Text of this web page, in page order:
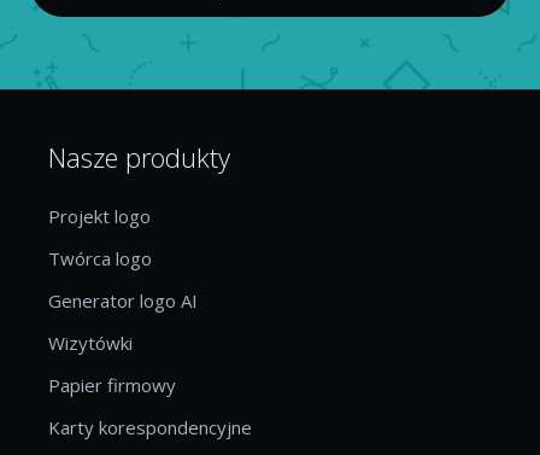
Nasze produkty
Projekt logo
Twórca logo
Generator logo AI
Wizytówki
Papier firmowy
Karty korespondencyjne